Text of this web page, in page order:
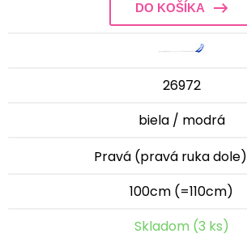
DO KOŠÍKA
26972
biela / modrá
Pravá (pravá ruka dole)
100cm (=110cm)
Skladom (3 ks)